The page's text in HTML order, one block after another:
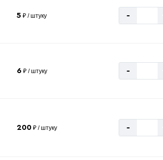
5 ₽ / штуку -
6 ₽ / штуку -
200₽ / штуку -